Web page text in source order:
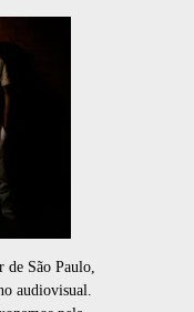
de São Paulo,
audiovisual.